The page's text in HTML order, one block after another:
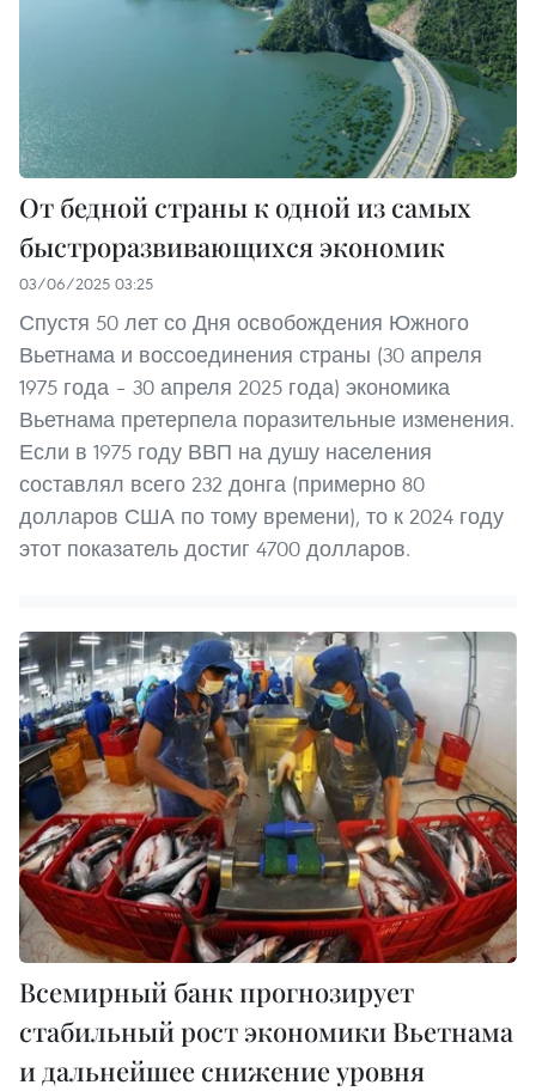
От бедной страны к одной из самых
быстроразвивающихся экономик
03/06/2025 03:25
Спустя 50 лет со Дня освобождения Южного
Вьетнама и воссоединения страны (30 апреля
1975 года – 30 апреля 2025 года) экономика
Вьетнама претерпела поразительные изменения.
Если в 1975 году ВВП на душу населения
составлял всего 232 донга (примерно 80
долларов США по тому времени), то к 2024 году
этот показатель достиг 4700 долларов.
Всемирный банк прогнозирует
стабильный рост экономики Вьетнама
и дальнейшее снижение уровня